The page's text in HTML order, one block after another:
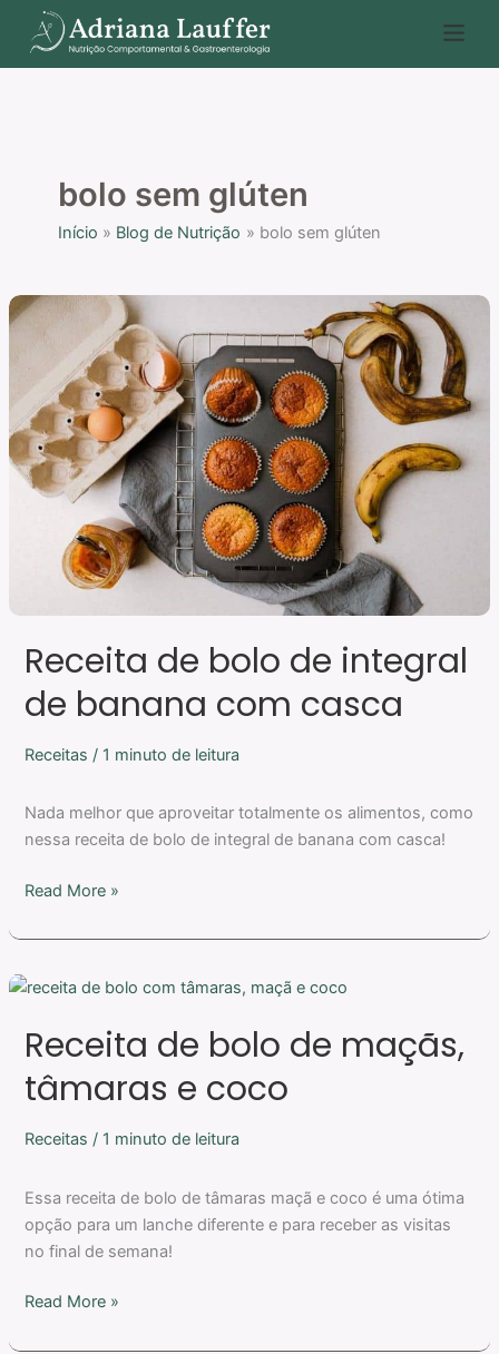
para
o
bolo sem glúten
Início Blog de Nutrição bolo sem glúten
Receita de bolo de integral
de banana com casca
Receitas / 1 minuto de leitura
Nada melhor que aproveitar totalmente os alimentos, como
nessa receita de bolo de integral de banana com casca!
Receita
de
integral
de
banana
com
Read More »
Receita de bolo de maçãs,
tâmaras e coco
Receitas / 1 minuto de leitura
Essa receita de bolo de tâmaras maçã e coco é uma ótima
opção para um lanche diferente e para receber as visitas
no final de semana!
Receita
bolo
maçãs,
e
Read More »
P
e
s
a